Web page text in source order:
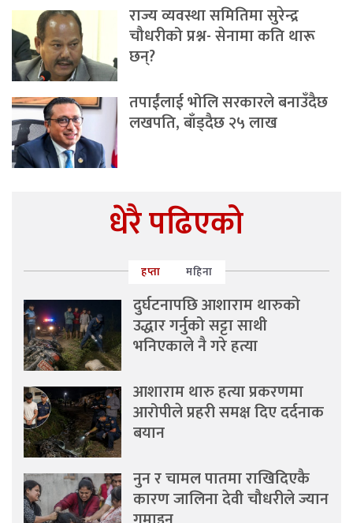
राज्य व्यवस्था समितिमा सुरेन्द्र
चौधरीको प्रश्न- सेनामा कति थारू
छन्?
तपाईंलाई भोलि सरकारले बनाउँदैछ
लखपति, बाँड्दैछ २५ लाख
धेरै पढिएको
हप्ता महिना
दुर्घटनापछि आशाराम थारुको
उद्धार गर्नुको सट्टा साथी
भनिएकाले नै गरे हत्या
आशाराम थारु हत्या प्रकरणमा
आरोपीले प्रहरी समक्ष दिए दर्दनाक
बयान
नुन र चामल पातमा राखिदिएकै
कारण जालिना देवी चौधरीले ज्यान